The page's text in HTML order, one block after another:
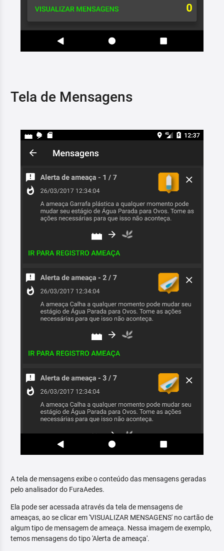
Tela de Mensagens
A tela de mensagens exibe o conteúdo das mensagens geradas
pelo analisador do FuraAedes.
Ela pode ser acessada através da tela de mensagens de
ameaças, ao se clicar em 'VISUALIZAR MENSAGENS' no cartão de
algum tipo de mensagem de ameaça. Nessa imagem de exemplo,
temos mensagens do tipo 'Alerta de ameaça'.